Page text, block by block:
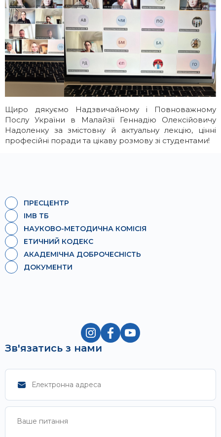
Щиро дякуємо Надзвичайному і Повноважному
Послу України в Малайзії Геннадію Олексійовичу
Надоленку за змістовну й актуальну лекцію, цінні
професійні поради та цікаву розмову зі студентами!
ПРЕСЦЕНТР
ІМВ ТБ
НАУКОВО-МЕТОДИЧНА КОМІСІЯ
ЕТИЧНИЙ КОДЕКС
АКАДЕМІЧНА ДОБРОЧЕСНІСТЬ
ДОКУМЕНТИ
Зв'язатись з нами